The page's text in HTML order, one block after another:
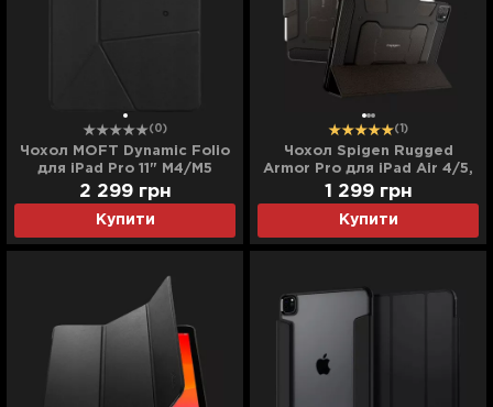
(0)
Чохол MOFT Dynamic Folio
для iPad Pro 11" М4/M5
(2024/2025) (Jet Black)
Купити
2 299 грн
(1)
Чохол Spigen Rugged
Armor Pro для iPad Air 4/5,
Pro 11 (2022-2018)
(Gunmetal)
Купити
1 299 грн